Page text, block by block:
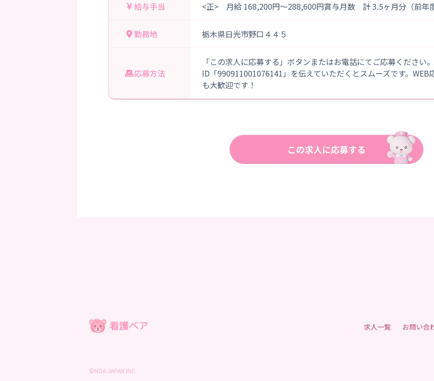
給与手当 <正> 月給 168,200円～288,600円賞与月数 計 3.5ヶ月分（前年
勤務地 栃木県日光市野口４４５
応募方法
「この求人に応募する」ボタンまたはお電話にてご応募ください
ID「990911001076141」を伝えていただくとスムーズです。WEB
も大歓迎です！
求人一覧 お問い合
©NOA JAPAN INC.